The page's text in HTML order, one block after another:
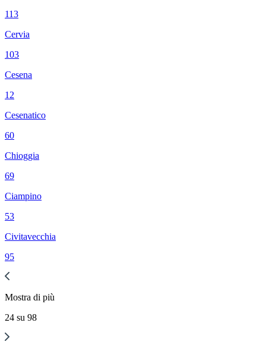
113
Cervia
103
Cesena
12
Cesenatico
60
Chioggia
69
Ciampino
53
Civitavecchia
95
Mostra di più
24 su 98